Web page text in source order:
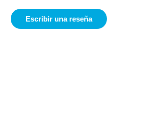
Escribir una reseña